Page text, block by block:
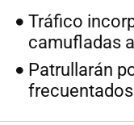
Tráfico
camufladas
Patrullarán